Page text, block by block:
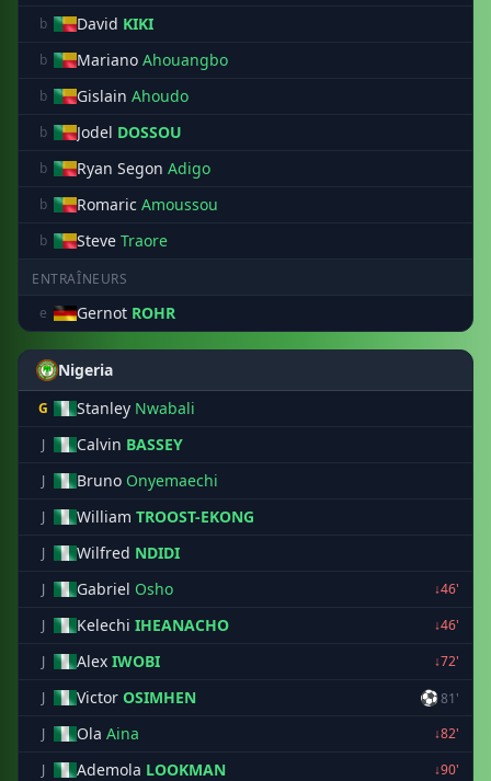
b David KIKI
b Mariano Ahouangbo
b Gislain Ahoudo
b Jodel DOSSOU
b Ryan Segon Adigo
b Romaric Amoussou
b Steve Traore
ENTRAÎNEURS
e
Gernot ROHR
Nigeria
G Stanley Nwabali
J Calvin BASSEY
J Bruno Onyemaechi
J William TROOST-EKONG
J Wilfred NDIDI
J Gabriel Osho
↓46'
J
Kelechi IHEANACHO
↓46'
J
Alex IWOBI
↓72'
J
Victor OSIMHEN ⚽81'
J
Ola Aina
↓82'
J
Ademola LOOKMAN ↓90'